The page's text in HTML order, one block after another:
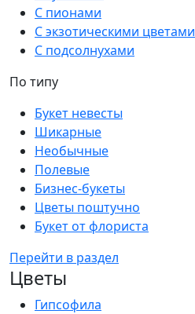
С пионами
С экзотическими цветами
С подсолнухами
По типу
Букет невесты
Шикарные
Необычные
Полевые
Бизнес-букеты
Цветы поштучно
Букет от флориста
Перейти в раздел
Цветы
Гипсофила